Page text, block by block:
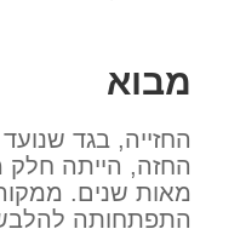
מבוא
החזייה, בגד
החזה, הייתה
מאות שנים.
התפתחותה